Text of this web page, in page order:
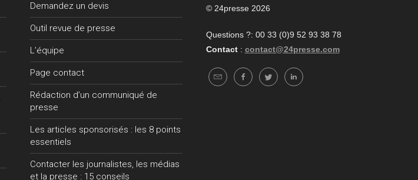
Demandez un devis
Outil revue de presse
L’équipe
Page contact
Rédaction d’un communiqué de
presse
Les articles sponsorisés : les 8 points
essentiels
Contacter les journalistes, les médias
et la presse : 15 conseils
© 24presse 2026
Questions ?: 00 33 (0)9 52 93 38 78
Contact : contact@24presse.com